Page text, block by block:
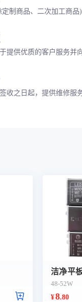
制商品、二次加工商品
提供优质的客户服务并
收之日起，提供维修服
洁净平
48-52W
¥8.80